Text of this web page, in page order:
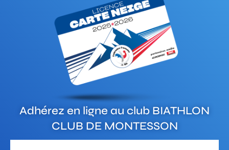
Adhérez en ligne au club BIATHLON
CLUB DE MONTESSON